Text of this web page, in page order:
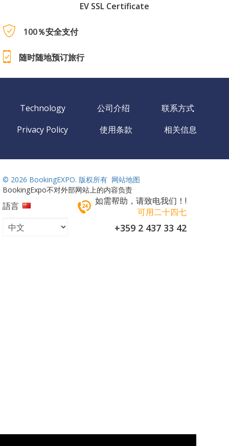
EV SSL Certificate
100％安全支付
随时随地预订旅行
Technology 公司介绍
联系方式
Privacy Policy
使用条款 相关信息
© 2026 BookingEXPO. 版权所有 网站地图
BookingExpo不对外部网站上的内容负责
語言
如需帮助，请致电我们！!
可用二十四七
+359 2 437 33 42